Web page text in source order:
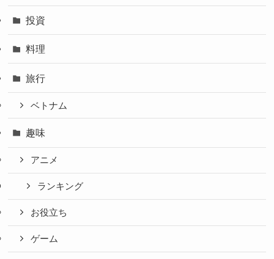
投資
料理
旅行
ベトナム
趣味
アニメ
ランキング
お役立ち
ゲーム